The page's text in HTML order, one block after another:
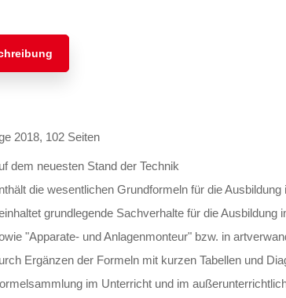
2018, 102 Seiten
dem neuesten Stand der Technik
die wesentlichen Grundformeln für die Ausbildung
grundlegende Sachverhalte für die
"Apparate- und Anlagenmonteur" bzw. in
Ergänzen der Formeln mit kurzen Tabellen und
im Unterricht und im